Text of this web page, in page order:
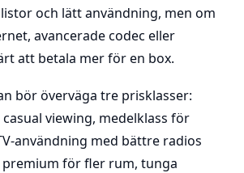
och lätt användning, men om
avancerade codec eller
att betala mer för en box.
bör överväga tre prisklasser:
viewing, medelklass för
användning med bättre radios
för fler rum, tunga